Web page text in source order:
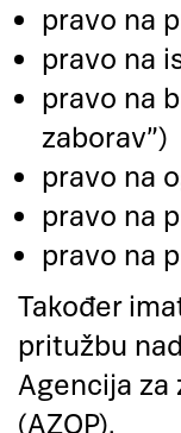
pravo na
pravo na
pravo na
zaborav”)
pravo na
pravo na
pravo na
Također
pritužbu
Agencija za
(AZOP).